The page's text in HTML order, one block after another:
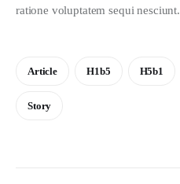
ratione voluptatem sequi nesciunt.
Article H1b5 H5b1
Story